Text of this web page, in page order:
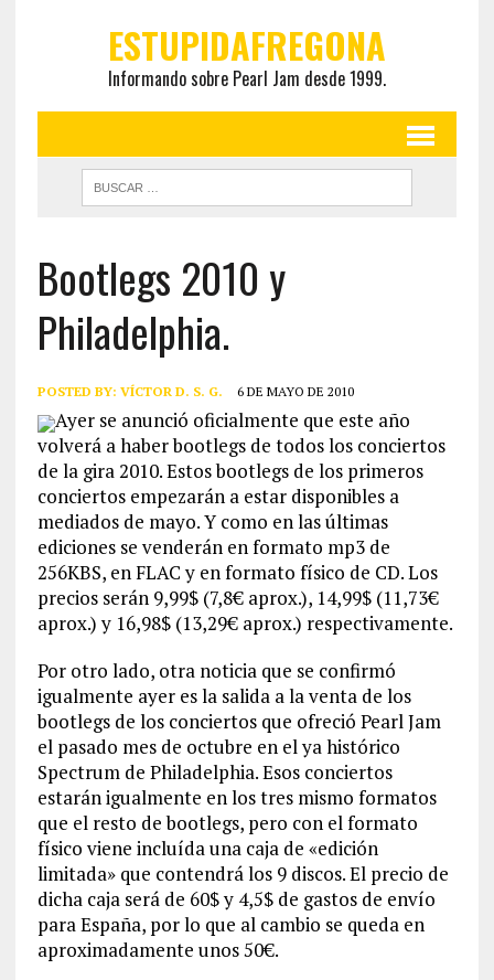
ESTUPIDAFREGONA
Informando sobre Pearl Jam desde 1999.
Bootlegs 2010 y
Philadelphia.
POSTED BY: VÍCTOR D. S. G. 6 DE MAYO DE 2010
Ayer se anunció oficialmente que este año
volverá a haber bootlegs de todos los conciertos
de la gira 2010. Estos bootlegs de los primeros
conciertos empezarán a estar disponibles a
mediados de mayo. Y como en las últimas
ediciones se venderán en formato mp3 de
256KBS, en FLAC y en formato físico de CD. Los
precios serán 9,99$ (7,8€ aprox.), 14,99$ (11,73€
aprox.) y 16,98$ (13,29€ aprox.) respectivamente.
Por otro lado, otra noticia que se confirmó
igualmente ayer es la salida a la venta de los
bootlegs de los conciertos que ofreció Pearl Jam
el pasado mes de octubre en el ya histórico
Spectrum de Philadelphia. Esos conciertos
estarán igualmente en los tres mismo formatos
que el resto de bootlegs, pero con el formato
físico viene incluída una caja de «edición
limitada» que contendrá los 9 discos. El precio de
dicha caja será de 60$ y 4,5$ de gastos de envío
para España, por lo que al cambio se queda en
aproximadamente unos 50€.